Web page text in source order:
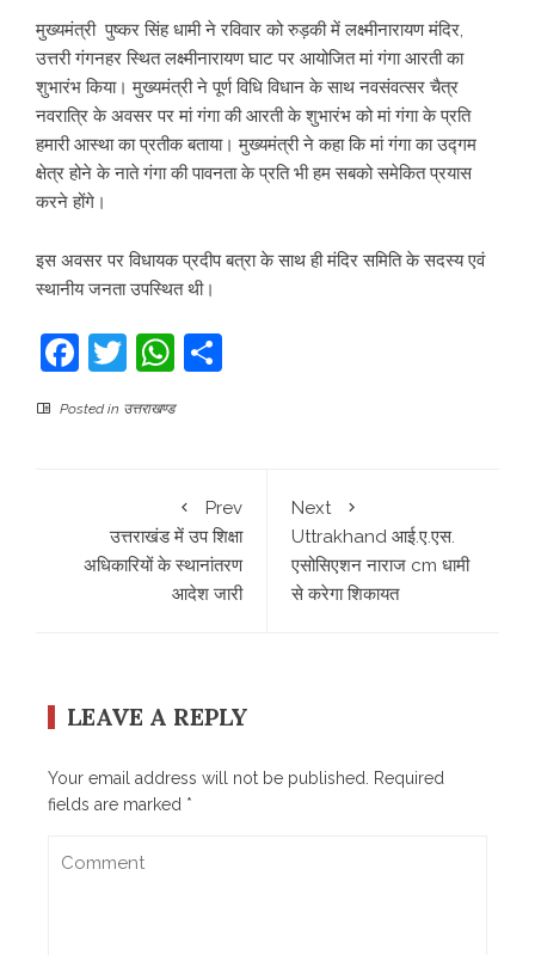
मुख्यमंत्री पुष्कर सिंह धामी ने रविवार को रुड़की में लक्ष्मीनारायण मंदिर,
उत्तरी गंगनहर स्थित लक्ष्मीनारायण घाट पर आयोजित मां गंगा आरती का
शुभारंभ किया। मुख्यमंत्री ने पूर्ण विधि विधान के साथ नवसंवत्सर चैत्र
नवरात्रि के अवसर पर मां गंगा की आरती के शुभारंभ को मां गंगा के प्रति
हमारी आस्था का प्रतीक बताया। मुख्यमंत्री ने कहा कि मां गंगा का उद्गम
क्षेत्र होने के नाते गंगा की पावनता के प्रति भी हम सबको समेकित प्रयास
करने होंगे।
इस अवसर पर विधायक प्रदीप बत्रा के साथ ही मंदिर समिति के सदस्य एवं
स्थानीय जनता उपस्थित थी।
Facebook
TwitterWhatsApp
Posted in उत्तराखण्ड
Prev
उत्तराखंड में उप शिक्षा
अधिकारियों के स्थानांतरण
आदेश जारी
Next
Uttrakhand आई.ए.एस.
एसोसिएशन नाराज cm धामी
से करेगा शिकायत
LEAVE A REPLY
Your email address will not be published.
Required
fields are marked *